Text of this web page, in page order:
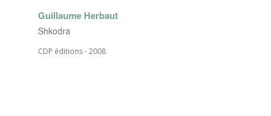
Guillaume Herbaut
Shkodra
CDP éditions - 2008